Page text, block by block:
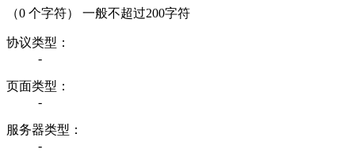
（0 个字符） 一般不超过200字符
协议类型：
-
页面类型：
-
服务器类型：
-